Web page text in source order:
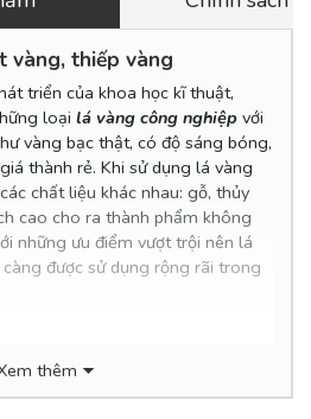
vàng, thiếp vàng
triển của khoa học kĩ thuật,
loại lá vàng công nghiệpvới
vàng bạc thật, có độ sáng bóng,
thành rẻ. Khi sử dụng lá vàng
chất liệu khác nhau: gỗ, thủy
cao cho ra thành phẩm không
những ưu điểm vượt trội nên lá
được sử dụng rộng rãi trong
thêm